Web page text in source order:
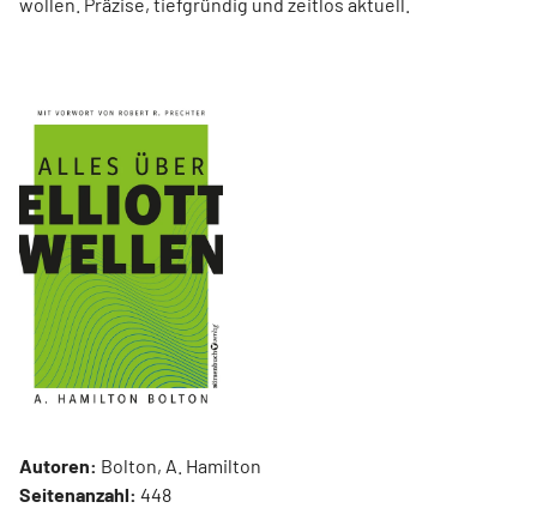
Autoren: Bolton, A. Hamilton
Seitenanzahl: 448